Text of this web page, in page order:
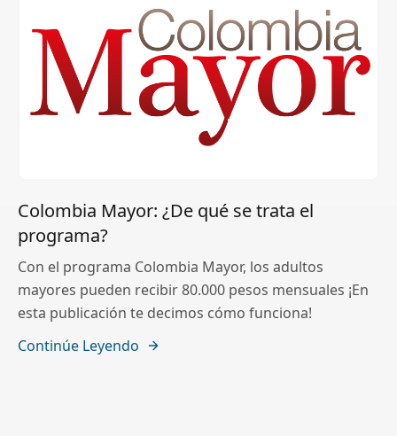
Colombia Mayor: ¿De qué se trata el
programa?
Con el programa Colombia Mayor, los adultos
mayores pueden recibir 80.000 pesos mensuales ¡En
esta publicación te decimos cómo funciona!
Continúe Leyendo